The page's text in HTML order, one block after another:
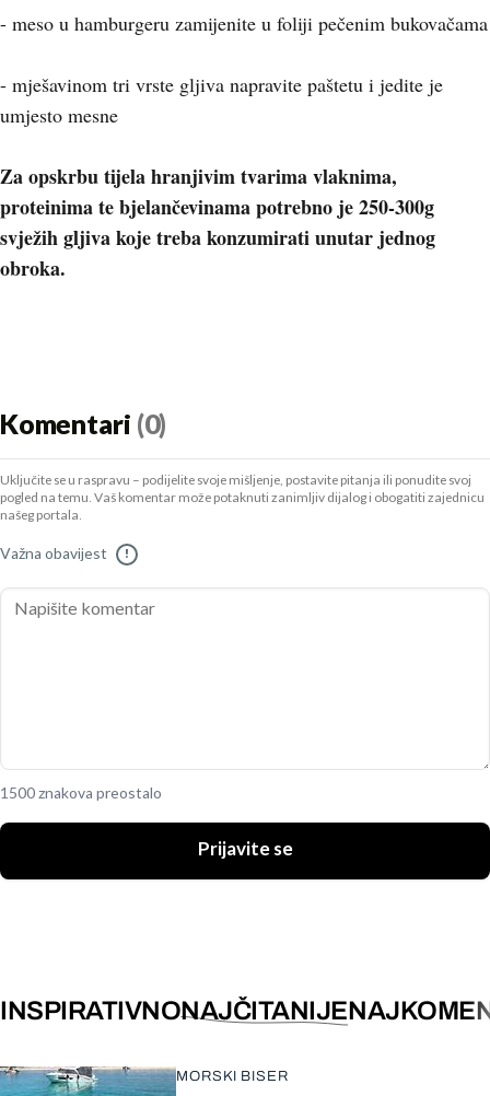
- meso u hamburgeru zamijenite u foliji pečenim bukovačama
- mješavinom tri vrste gljiva napravite paštetu i jedite je
umjesto mesne
Za opskrbu tijela hranjivim tvarima vlaknima,
proteinima te bjelančevinama potrebno je 250-300g
svježih gljiva koje treba konzumirati unutar jednog
obroka.
Komentari (0)
Uključite se u raspravu – podijelite svoje mišljenje, postavite pitanja ili ponudite svoj
pogled na temu. Vaš komentar može potaknuti zanimljiv dijalog i obogatiti zajednicu
našeg portala.
Važna obavijest !
1500 znakova preostalo
Prijavite se
INSPIRATIVNONAJČITANIJE
MORSKI BISER